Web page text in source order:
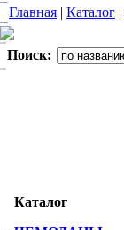
Главная | Каталог |
Поиск:
Каталог